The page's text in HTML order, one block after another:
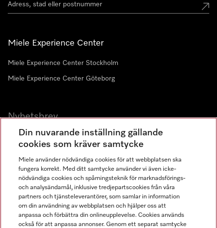
Miele Experience Center
Miele Experience Center Stockholm
Miele Experience Center Göteborg
Nyhetsbrev
Gå med i vår gemenskap
Miele på LinkedIn
Miele på Facebook
Miele på Instagram
Miele på Youtube
Din nuvarande inställning gällande
cookies som kräver samtycke
Miele använder nödvändiga cookies för att webbplatsen ska
fungera korrekt. Med ditt samtycke använder vi även icke-
nödvändiga cookies och spårningsteknik för marknadsförings-
och analysändamål, inklusive tredjepartscookies från våra
partners och tjänsteleverantörer, som samlar in information
om din användning av webbplatsen och hjälper oss att
anpassa och förbättra din onlineupplevelse. Cookies används
också för att anpassa annonser. Genom ett separat samtycke